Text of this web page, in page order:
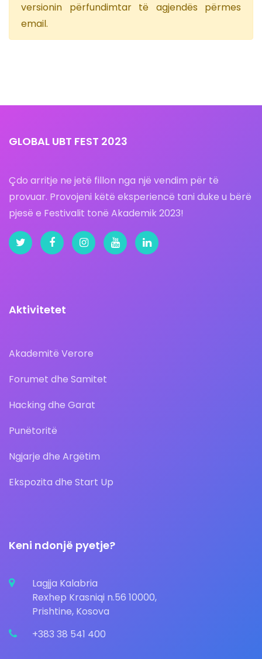
versionin përfundimtar të agjendës përmes
email.
GLOBAL UBT FEST 2023
Çdo arritje ne jetë fillon nga një vendim për të
provuar. Provojeni këtë eksperiencë tani duke u bërë
pjesë e Festivalit tonë Akademik 2023!
Aktivitetet
Akademitë Verore
Forumet dhe Samitet
Hacking dhe Garat
Punëtoritë
Ngjarje dhe Argëtim
Ekspozita dhe Start Up
Keni ndonjë pyetje?
Lagjja Kalabria
Rexhep Krasniqi n.56 10000,
Prishtine, Kosova
+383 38 541 400